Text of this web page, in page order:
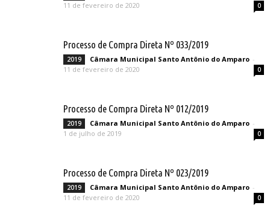
11 de fevereiro de 2020
0
Processo de Compra Direta Nº 033/2019
2019 Câmara Municipal Santo Antônio do Amparo -
11 de fevereiro de 2020
0
Processo de Compra Direta Nº 012/2019
2019 Câmara Municipal Santo Antônio do Amparo -
1 de julho de 2019
0
Processo de Compra Direta Nº 023/2019
2019 Câmara Municipal Santo Antônio do Amparo -
11 de fevereiro de 2020
0